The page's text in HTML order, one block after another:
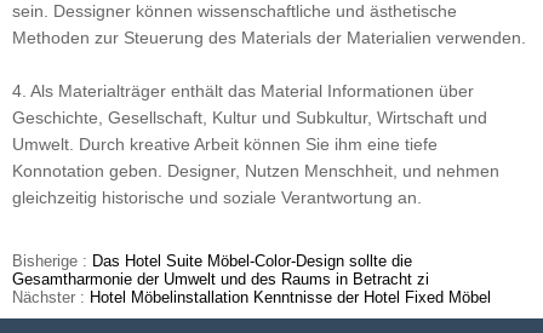
sein. Dessigner können wissenschaftliche und ästhetische
Methoden zur Steuerung des Materials der Materialien verwenden.
4. Als Materialträger enthält das Material Informationen über
Geschichte, Gesellschaft, Kultur und Subkultur, Wirtschaft und
Umwelt. Durch kreative Arbeit können Sie ihm eine tiefe
Konnotation geben. Designer, Nutzen Menschheit, und nehmen
gleichzeitig historische und soziale Verantwortung an.
Bisherige : Das Hotel Suite Möbel-Color-Design sollte die
Gesamtharmonie der Umwelt und des Raums in Betracht zi
Nächster : Hotel Möbelinstallation Kenntnisse der Hotel Fixed Möbel